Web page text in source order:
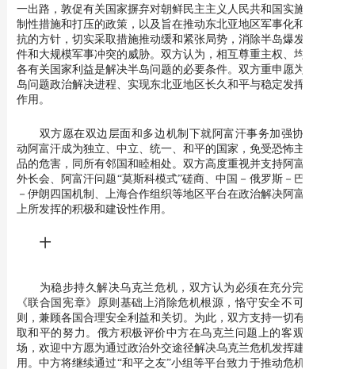
一出路，敦促有关国家摒弃对朝鲜民主主义人民共和国实施单边强
制性措施和打压的政策，以及旨在推动东北亚地区军事化和挑动对
抗的方针，切实采取措施推动缓和紧张局势，消除半岛爆发武装事
件和大规模军事冲突的威胁。双方认为，相互尊重主权、均衡兼顾
各有关国家利益是解决半岛问题的必要条件。双方重申愿为推动半
岛问题政治解决进程、实现东北亚地区长久和平与稳定发挥建设性
作用。
双方愿在双边层面和多边机制下就阿富汗事务加强协作，推
动阿富汗成为独立、中立、统一、和平的国家，免受恐怖主义及毒
品的危害，同所有邻国和睦相处。双方高度重视并支持阿富汗邻国
外长会、阿富汗问题“莫斯科模式”磋商、中国－俄罗斯－巴基斯坦
－伊朗四国机制、上海合作组织等地区平台在政治解决阿富汗问题
上所发挥的积极和建设性作用。
十
为稳步持久解决乌克兰危机，双方认为必须在充分完全遵循
《联合国宪章》原则基础上消除危机根源，恪守安全不可分割原
则，兼顾各国合理安全利益和关切。为此，双方支持一切有利于争
取和平的努力。俄方积极评价中方在乌克兰问题上的客观公正立
场，欢迎中方愿为通过政治外交途径解决乌克兰危机发挥建设性作
用。中方将继续通过“和平之友”小组等平台致力于推动危机政治解